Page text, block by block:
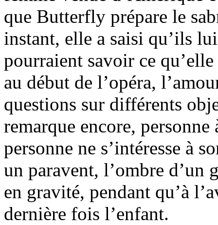
que Butterfly prépare le
instant, elle a saisi qu’ils
pourraient savoir ce
au début de l’opéra,
questions sur différents
remarque encore,
personne ne s’intéresse à
un paravent, l’ombre d’un
en gravité, pendant qu’à
dernière fois l’enfant.